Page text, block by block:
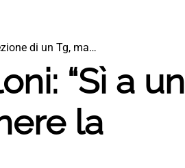
di un Tg, ma…
“Sì a un
la